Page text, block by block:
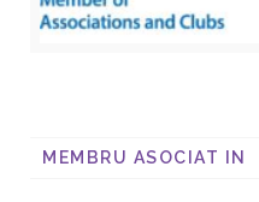
MEMBRU ASOCIAT IN